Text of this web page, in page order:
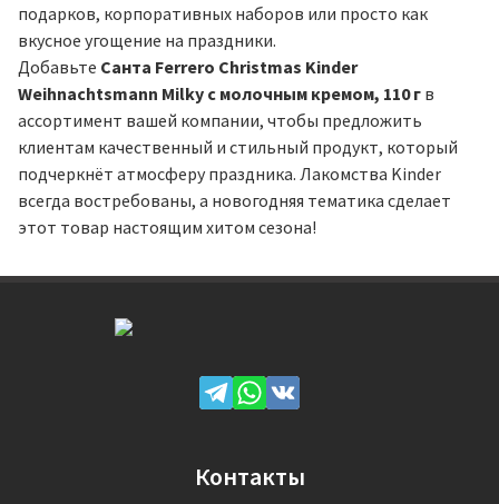
подарков, корпоративных наборов или просто как
вкусное угощение на праздники.
Добавьте Санта Ferrero Christmas Kinder
Weihnachtsmann Milky с молочным кремом, 110 г в
ассортимент вашей компании, чтобы предложить
клиентам качественный и стильный продукт, который
подчеркнёт атмосферу праздника. Лакомства Kinder
всегда востребованы, а новогодняя тематика сделает
этот товар настоящим хитом сезона!
Контакты